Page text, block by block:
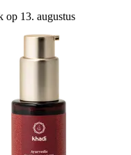
op 13. augustus